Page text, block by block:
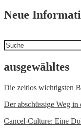
Neue
Suchen
nach
ausgewähltes
Die zeitlos wichtigsten
Der abschüssige Weg
Cancel-Culture: Eine